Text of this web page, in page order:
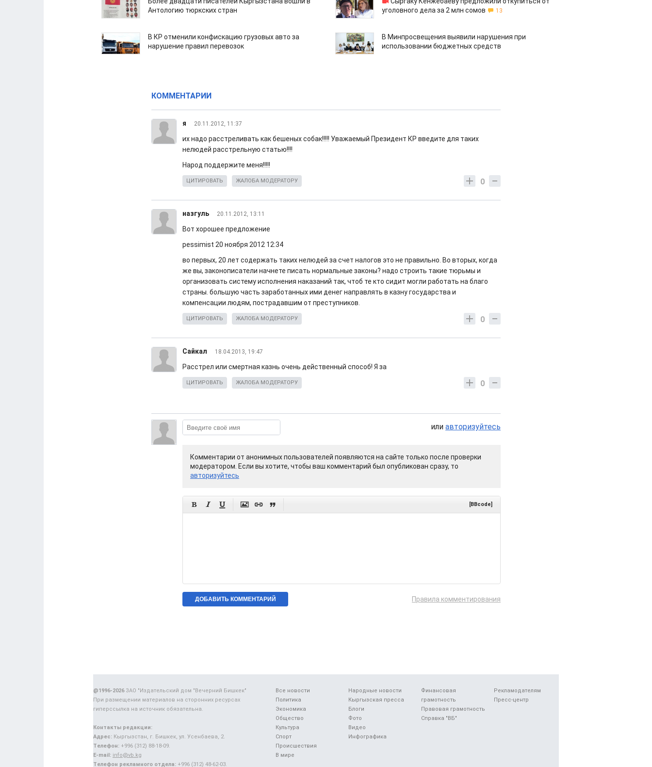
Антологию тюркских стран
уголовного дела за 2 млн сомов
13
В КР отменили конфискацию грузовых авто за
нарушение правил перевозок
В Минпросвещения выявили нарушения при
использовании бюджетных средств
КОММЕНТАРИИ
я 20.11.2012, 11:37
их надо расстреливать как бешеных собак!!!!! Уважаемый Президент КР введите для таких
нелюдей расстрельную статью!!!!
Народ поддержите меня!!!!!
0
ЦИТИРОВАТЬ ЖАЛОБА МОДЕРАТОРУ
назгуль 20.11.2012, 13:11
Вот хорошее предложение
pessimist 20 ноября 2012 12:34
во первых, 20 лет содержать таких нелюдей за счет налогов это не правильно. Во вторых, когда
же вы, законописатели начнете писать нормальные законы? надо строить такие тюрьмы и
организовать систему исполнения наказаний так, чтоб те кто сидит могли работать на благо
страны. большую часть заработанных ими денег направлять в казну государства и
компенсации людям, пострадавшим от преступников.
0
ЦИТИРОВАТЬ ЖАЛОБА МОДЕРАТОРУ
Сайкал 18.04.2013, 19:47
Расстрел или смертная казнь очень действенный способ! Я за
0
ЦИТИРОВАТЬ ЖАЛОБА МОДЕРАТОРУ
или авторизуйтесь
Комментарии от анонимных пользователей появляются на сайте только после проверки
модератором. Если вы хотите, чтобы ваш комментарий был опубликован сразу, то
авторизуйтесь
      [BBcode]
Правила комментирования
Все новости
Политика
Экономика
Общество
Культура
Спорт
Происшествия
В мире
Народные новости
Кыргызская пресса
Блоги
Фото
Видео
Инфографика
Финансовая
грамотность
Правовая грамотность
Справка "ВБ"
Рекламодателям
Пресс-центр
@1996-2026ЗАО "Издательский дом "Вечерний Бишкек"
При размещении материалов на сторонних ресурсах
гиперссылка на источник обязательна.
Контакты редакции:
Адрес: Кыргызстан, г. Бишкек, ул. Усенбаева, 2.
Телефон: +996 (312) 88-18-09.
E-mail: info@vb.kg
Телефон рекламного отдела: +996 (312) 48-62-03.